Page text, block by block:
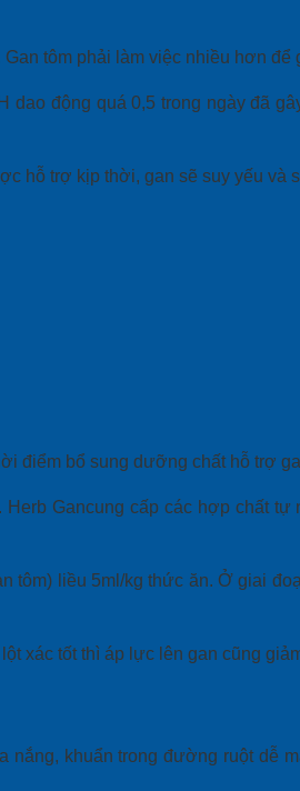
tôm phải làm việc nhiều hơn để
động quá 0,5 trong ngày đã
hỗ trợ kịp thời, gan sẽ suy yếu và
điểm bổ sung dưỡng chất hỗ trợ
Gancung cấp các hợp chất
tôm) liều 5ml/kg thức ăn. Ở giai
xác tốt thì áp lực lên gan cũng
khuẩn trong đường ruột dễ